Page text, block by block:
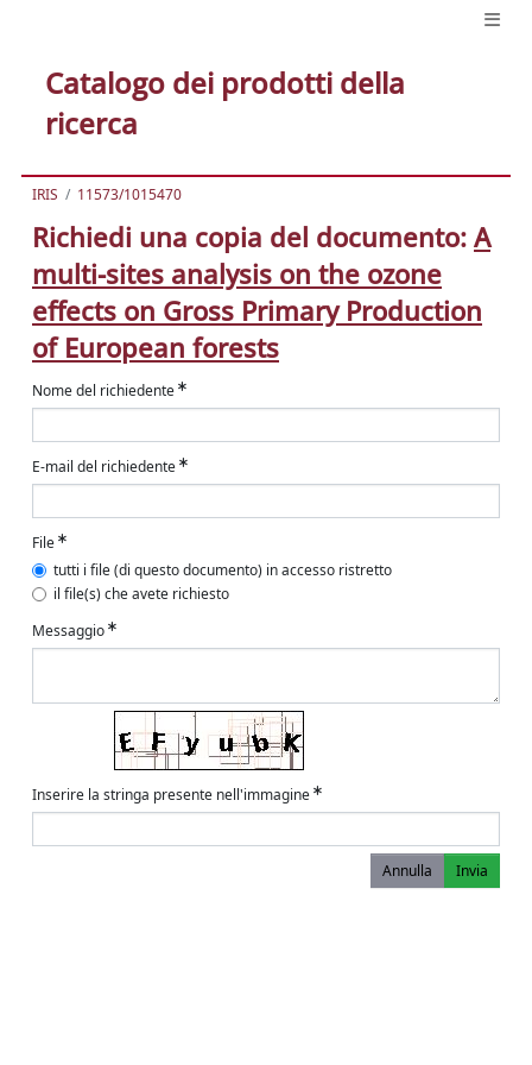
Catalogo dei prodotti della
ricerca
IRIS 11573/1015470
Richiedi una copia del documento: A
multi-sites analysis on the ozone
effects on Gross Primary Production
of European forests
Nome del richiedente
E-mail del richiedente
File
tutti i file (di questo documento) in accesso ristretto
il file(s) che avete richiesto
Messaggio
Inserire la stringa presente nell'immagine
Annulla Invia